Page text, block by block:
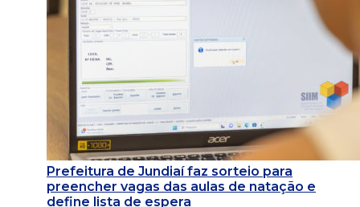
Prefeitura de Jundiaí faz sorteio para
preencher vagas das aulas de natação e
define lista de espera